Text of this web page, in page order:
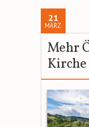
21
MÄRZ
Mehr